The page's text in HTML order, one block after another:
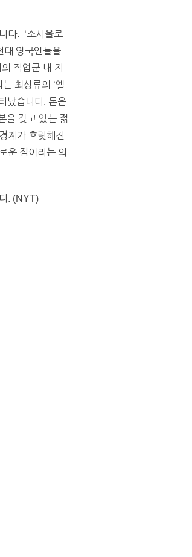
다. ‘소시올로
대 영국인들을
직업군 내 지
최상류의 ‘엘
났습니다. 돈은
을 갖고 있는 젊
계가 흐릿해진
운 점이라는 의
. (NYT)